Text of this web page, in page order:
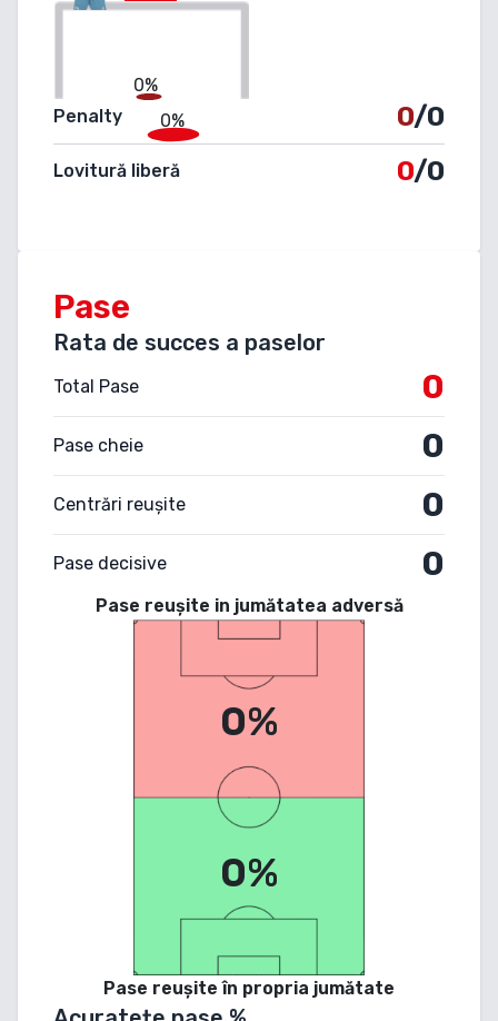
0%
0%
Penalty 0/0
Lovitură liberă 0/0
Pase
Rata de succes a paselor
Total Pase 0
Pase cheie 0
Centrări reușite 0
Pase decisive 0
Pase reușite in jumătatea adversă
0%
0%
Pase reușite în propria jumătate